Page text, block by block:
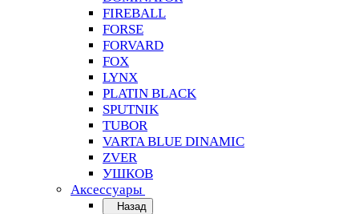
FIREBALL
FORSE
FORVARD
FOX
LYNX
PLATIN BLACK
SPUTNIK
TUBOR
VARTA BLUE DINAMIC
ZVER
УШКОВ
Аксессуары
Назад